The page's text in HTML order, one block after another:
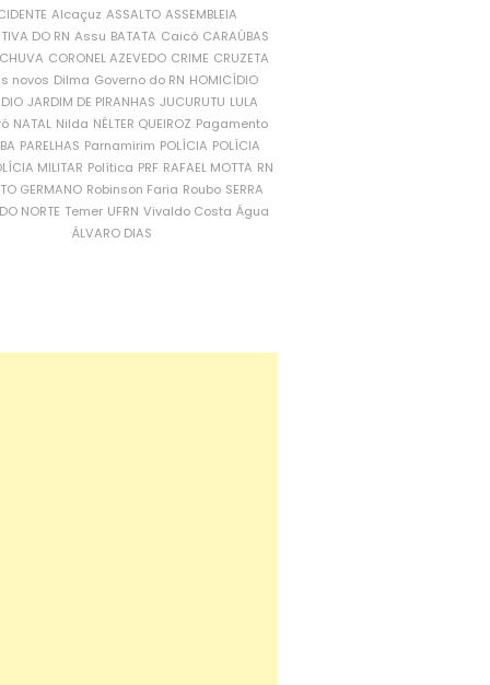
Alcaçuz ASSALTO ASSEMBLEIA
DO RN Assu BATATA Caicó CARAÚBAS
CORONEL AZEVEDO CRIME CRUZETA
novos Dilma Governo do RN HOMICÍDIO
JARDIM DE PIRANHAS JUCURUTU LULA
NATAL Nilda NÉLTER QUEIROZ Pagamento
PARELHAS Parnamirim POLÍCIA POLÍCIA
MILITAR Política PRF RAFAEL MOTTA RN
GERMANO Robinson Faria Roubo SERRA
NORTE Temer UFRN Vivaldo Costa Água
ÁLVARO DIAS